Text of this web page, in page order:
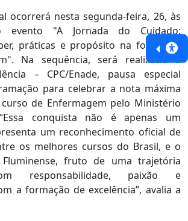
ocorrerá nesta segunda-feira, 26, às
evento "A Jornada do Cuidado:
práticas e propósito na formação
Na sequência, será realizado o
– CPC/Enade, pausa especial
para celebrar a nota máxima
de Enfermagem pelo Ministério
conquista não é apenas um
um reconhecimento oficial de
os melhores cursos do Brasil, e o
fruto de uma trajetória
responsabilidade, paixão e
a formação de excelência”, avalia a